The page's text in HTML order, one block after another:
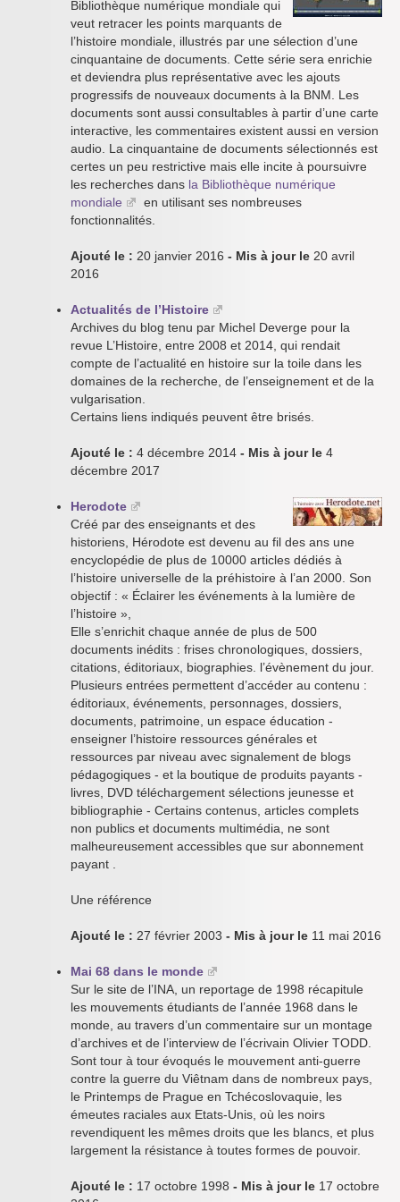
Bibliothèque numérique mondiale qui
veut retracer les points marquants de
l’histoire mondiale, illustrés par une sélection d’une
cinquantaine de documents. Cette série sera enrichie
et deviendra plus représentative avec les ajouts
progressifs de nouveaux documents à la BNM. Les
documents sont aussi consultables à partir d’une carte
interactive, les commentaires existent aussi en version
audio. La cinquantaine de documents sélectionnés est
certes un peu restrictive mais elle incite à poursuivre
les recherches dans la Bibliothèque numérique
mondiale
en utilisant ses nombreuses
fonctionnalités.
Ajouté le : 20 janvier 2016 - Mis à jour le 20 avril
2016
Actualités de l’Histoire
Archives du blog tenu par Michel Deverge pour la
revue L’Histoire, entre 2008 et 2014, qui rendait
compte de l’actualité en histoire sur la toile dans les
domaines de la recherche, de l’enseignement et de la
vulgarisation.
Certains liens indiqués peuvent être brisés.
Ajouté le : 4 décembre 2014 - Mis à jour le 4
décembre 2017
Herodote
Créé par des enseignants et des
historiens, Hérodote est devenu au fil des ans une
encyclopédie de plus de 10000 articles dédiés à
l’histoire universelle de la préhistoire à l’an 2000. Son
objectif : « Éclairer les événements à la lumière de
l’histoire »,
Elle s’enrichit chaque année de plus de 500
documents inédits : frises chronologiques, dossiers,
citations, éditoriaux, biographies. l’évènement du jour.
Plusieurs entrées permettent d’accéder au contenu :
éditoriaux, événements, personnages, dossiers,
documents, patrimoine, un espace éducation -
enseigner l’histoire ressources générales et
ressources par niveau avec signalement de blogs
pédagogiques - et la boutique de produits payants -
livres, DVD téléchargement sélections jeunesse et
bibliographie - Certains contenus, articles complets
non publics et documents multimédia, ne sont
malheureusement accessibles que sur abonnement
payant .
Une référence
Ajouté le : 27 février 2003 - Mis à jour le 11 mai 2016
Mai 68 dans le monde
Sur le site de l’INA, un reportage de 1998 récapitule
les mouvements étudiants de l’année 1968 dans le
monde, au travers d’un commentaire sur un montage
d’archives et de l’interview de l’écrivain Olivier TODD.
Sont tour à tour évoqués le mouvement anti-guerre
contre la guerre du Viêtnam dans de nombreux pays,
le Printemps de Prague en Tchécoslovaquie, les
émeutes raciales aux Etats-Unis, où les noirs
revendiquent les mêmes droits que les blancs, et plus
largement la résistance à toutes formes de pouvoir.
Ajouté le : 17 octobre 1998 - Mis à jour le 17 octobre